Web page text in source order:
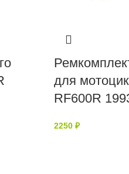
для
RF600R
2250 ₽